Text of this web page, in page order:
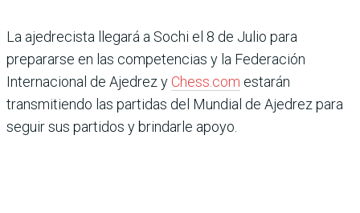
La ajedrecista llegará a Sochi el 8 de Julio para
prepararse en las competencias y la Federación
Internacional de Ajedrez y Chess.com estarán
transmitiendo las partidas del Mundial de Ajedrez para
seguir sus partidos y brindarle apoyo.